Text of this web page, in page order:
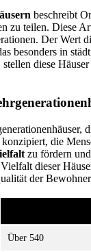
beschreibt
zu teilen. Diese
Der Wert
besonders in
diese
die
zu fördern
dieser
der
Über 540